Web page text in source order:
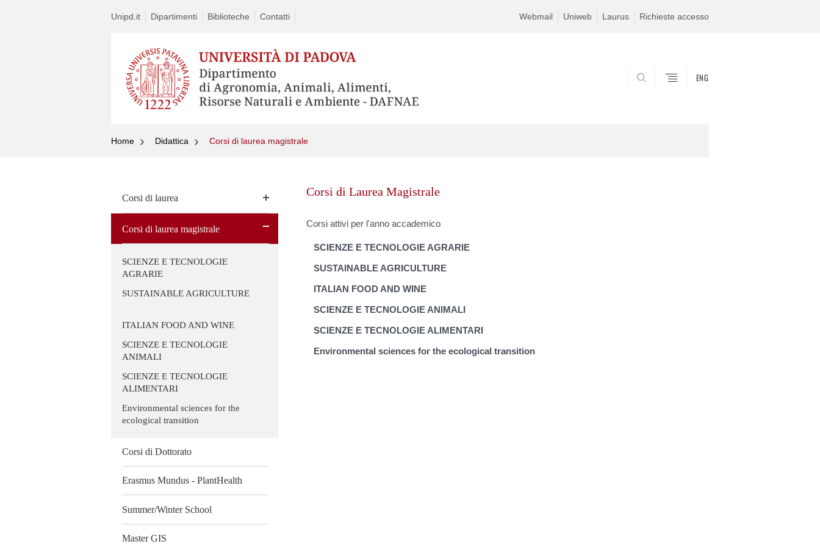
Unipd.it Dipartimenti Biblioteche Contatti Webmail Uniweb Laurus Richieste accesso
ENG
Home Didattica Corsi di laurea magistrale
Corsi di laurea
Corsi di laurea magistrale
SCIENZE E TECNOLOGIE
AGRARIE
SUSTAINABLE AGRICULTURE
ITALIAN FOOD AND WINE
SCIENZE E TECNOLOGIE
ANIMALI
SCIENZE E TECNOLOGIE
ALIMENTARI
Environmental sciences for the
ecological transition
Corsi di Dottorato
Erasmus Mundus - PlantHealth
Summer/Winter School
Master GIS
Corsi di Laurea Magistrale
Corsi attivi per l'anno accademico
SCIENZE E TECNOLOGIE AGRARIE
SUSTAINABLE AGRICULTURE
ITALIAN FOOD AND WINE
SCIENZE E TECNOLOGIE ANIMALI
SCIENZE E TECNOLOGIE ALIMENTARI
Environmental sciences for the ecological transition